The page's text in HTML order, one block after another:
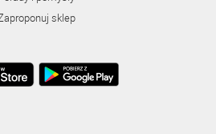
sklep